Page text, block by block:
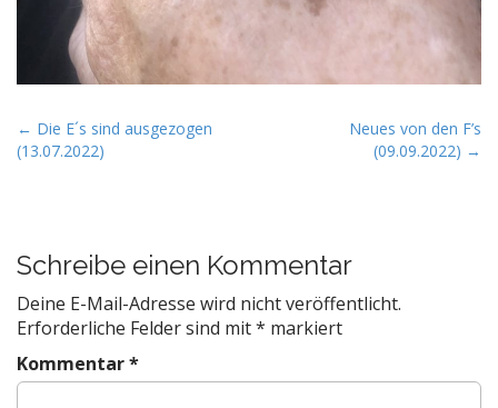
P
o
a
v
i
g
a
← Die E´s sind ausgezogen
(13.07.2022)
Neues von den F’s
(09.09.2022) →
Schreibe einen Kommentar
Deine E-Mail-Adresse wird nicht veröffentlicht.
Erforderliche Felder sind mit* markiert
Kommentar*